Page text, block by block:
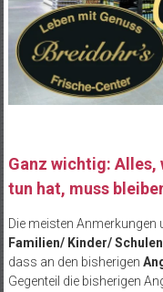
Ganz wichtig: Alles,
tun hat, muss
Die meisten
Familien/ Kinder/
dass an den bisherigen
Gegenteil die bisherigen